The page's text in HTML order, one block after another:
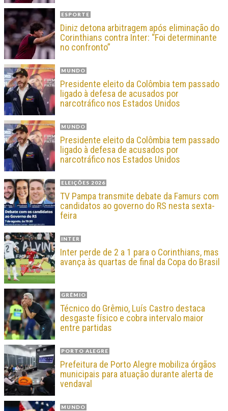
ESPORTE
Diniz detona arbitragem após eliminação do
Corinthians contra Inter: “Foi determinante
no confronto”
MUNDO
Presidente eleito da Colômbia tem passado
ligado à defesa de acusados por
narcotráfico nos Estados Unidos
MUNDO
Presidente eleito da Colômbia tem passado
ligado à defesa de acusados por
narcotráfico nos Estados Unidos
ELEIÇÕES 2026
TV Pampa transmite debate da Famurs com
candidatos ao governo do RS nesta sexta-
feira
INTER
Inter perde de 2 a 1 para o Corinthians, mas
avança às quartas de final da Copa do Brasil
GRÊMIO
Técnico do Grêmio, Luís Castro destaca
desgaste físico e cobra intervalo maior
entre partidas
PORTO ALEGRE
Prefeitura de Porto Alegre mobiliza órgãos
municipais para atuação durante alerta de
vendaval
MUNDO